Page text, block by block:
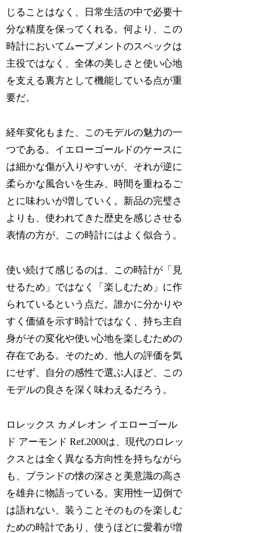
じることはなく、日常生活の中で必要十
分な精度を保ってくれる。何より、この
時計においてムーブメントのスペックは
主役ではなく、全体の美しさと使い心地
を支える裏方として機能している点が重
要だ。
経年変化もまた、このモデルの魅力の一
つである。イエローゴールドのケースに
は細かな傷が入りやすいが、それが逆に
柔らかな風合いを生み、時間を重ねるご
とに味わいが増していく。新品の完璧さ
よりも、使われてきた歴史を感じさせる
表情の方が、この時計にはよく似合う。
使い続けて感じるのは、この時計が「見
せるため」ではなく「楽しむため」に作
られているという点だ。誰かに分かりや
すく価値を示す時計ではなく、持ち主自
身がその変化や使い心地を楽しむための
存在である。そのため、他人の評価を気
にせず、自分の感性で選ぶ人ほど、この
モデルの良さを深く味わえるだろう。
ロレックス カメレオン イエローゴール
ド アーモンド Ref.2000は、現代のロレッ
クスとは全く異なる方向性を持ちながら
も、ブランドの懐の深さと美意識の高さ
を雄弁に物語っている。実用性一辺倒で
は語れない、装うことそのものを楽しむ
ための時計であり、使うほどに愛着が増